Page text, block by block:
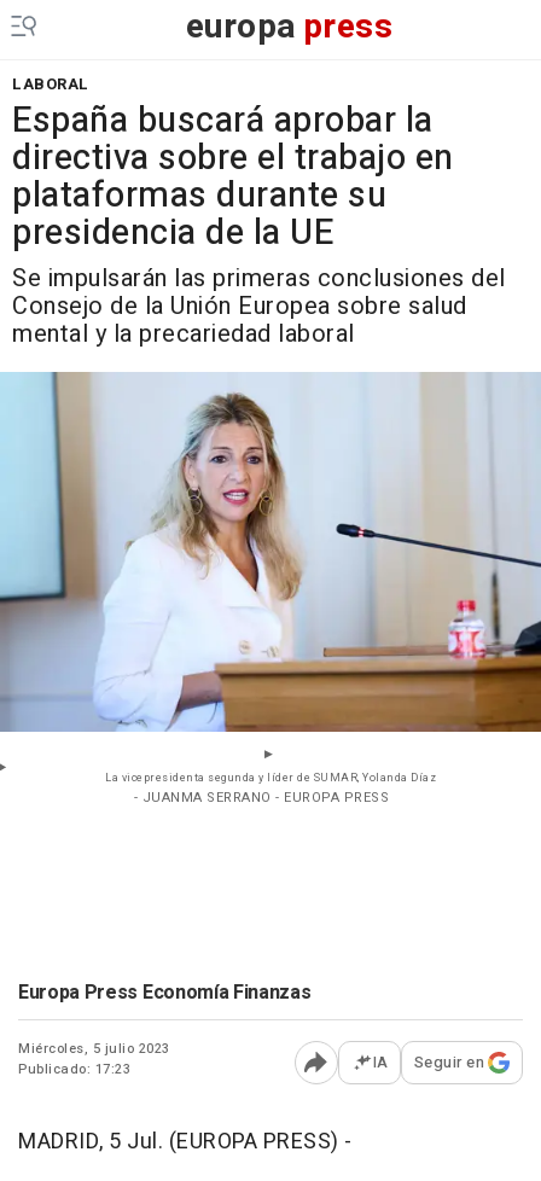
europa press
LABORAL
España buscará aprobar la
directiva sobre el trabajo en
plataformas durante su
presidencia de la UE
Se impulsarán las primeras conclusiones del
Consejo de la Unión Europea sobre salud
mental y la precariedad laboral
La vicepresidenta segunda y líder de SUMAR, Yolanda Díaz
- JUANMA SERRANO - EUROPA PRESS
Europa Press Economía Finanzas
Miércoles, 5 julio 2023
Publicado: 17:23
Abrir opciones para
IA Seguir en
MADRID, 5 Jul. (EUROPA PRESS) -